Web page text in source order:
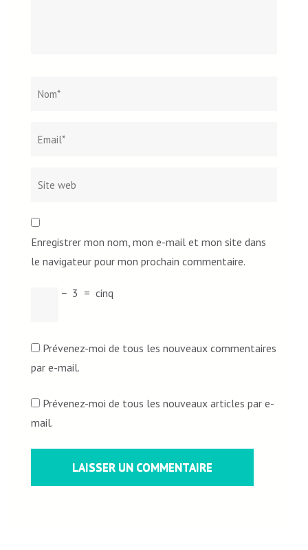
Enregistrer mon nom, mon e-mail et mon site dans
le navigateur pour mon prochain commentaire.
− 3 = cinq
Prévenez-moi de tous les nouveaux commentaires
par e-mail.
Prévenez-moi de tous les nouveaux articles par e-
mail.